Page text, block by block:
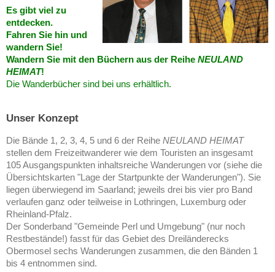
Es gibt viel zu
entdecken.
Fahren Sie hin und
wandern Sie!
Wandern Sie mit den Büchern aus der Reihe NEULAND
HEIMAT!
Die Wanderbücher sind bei uns erhältlich.
Unser Konzept
Die Bände 1, 2, 3, 4, 5 und 6 der Reihe NEULAND HEIMAT
stellen dem Freizeitwanderer wie dem Touristen an insgesamt
105 Ausgangspunkten inhaltsreiche Wanderungen vor (siehe die
Übersichtskarten "Lage der Startpunkte der Wanderungen"). Sie
liegen überwiegend im Saarland; jeweils drei bis vier pro Band
verlaufen ganz oder teilweise in Lothringen, Luxemburg oder
Rheinland-Pfalz.
Der Sonderband "Gemeinde Perl und Umgebung" (nur noch
Restbestände!) fasst für das Gebiet des Dreiländerecks
Obermosel sechs Wanderungen zusammen, die den Bänden 1
bis 4 entnommen sind.